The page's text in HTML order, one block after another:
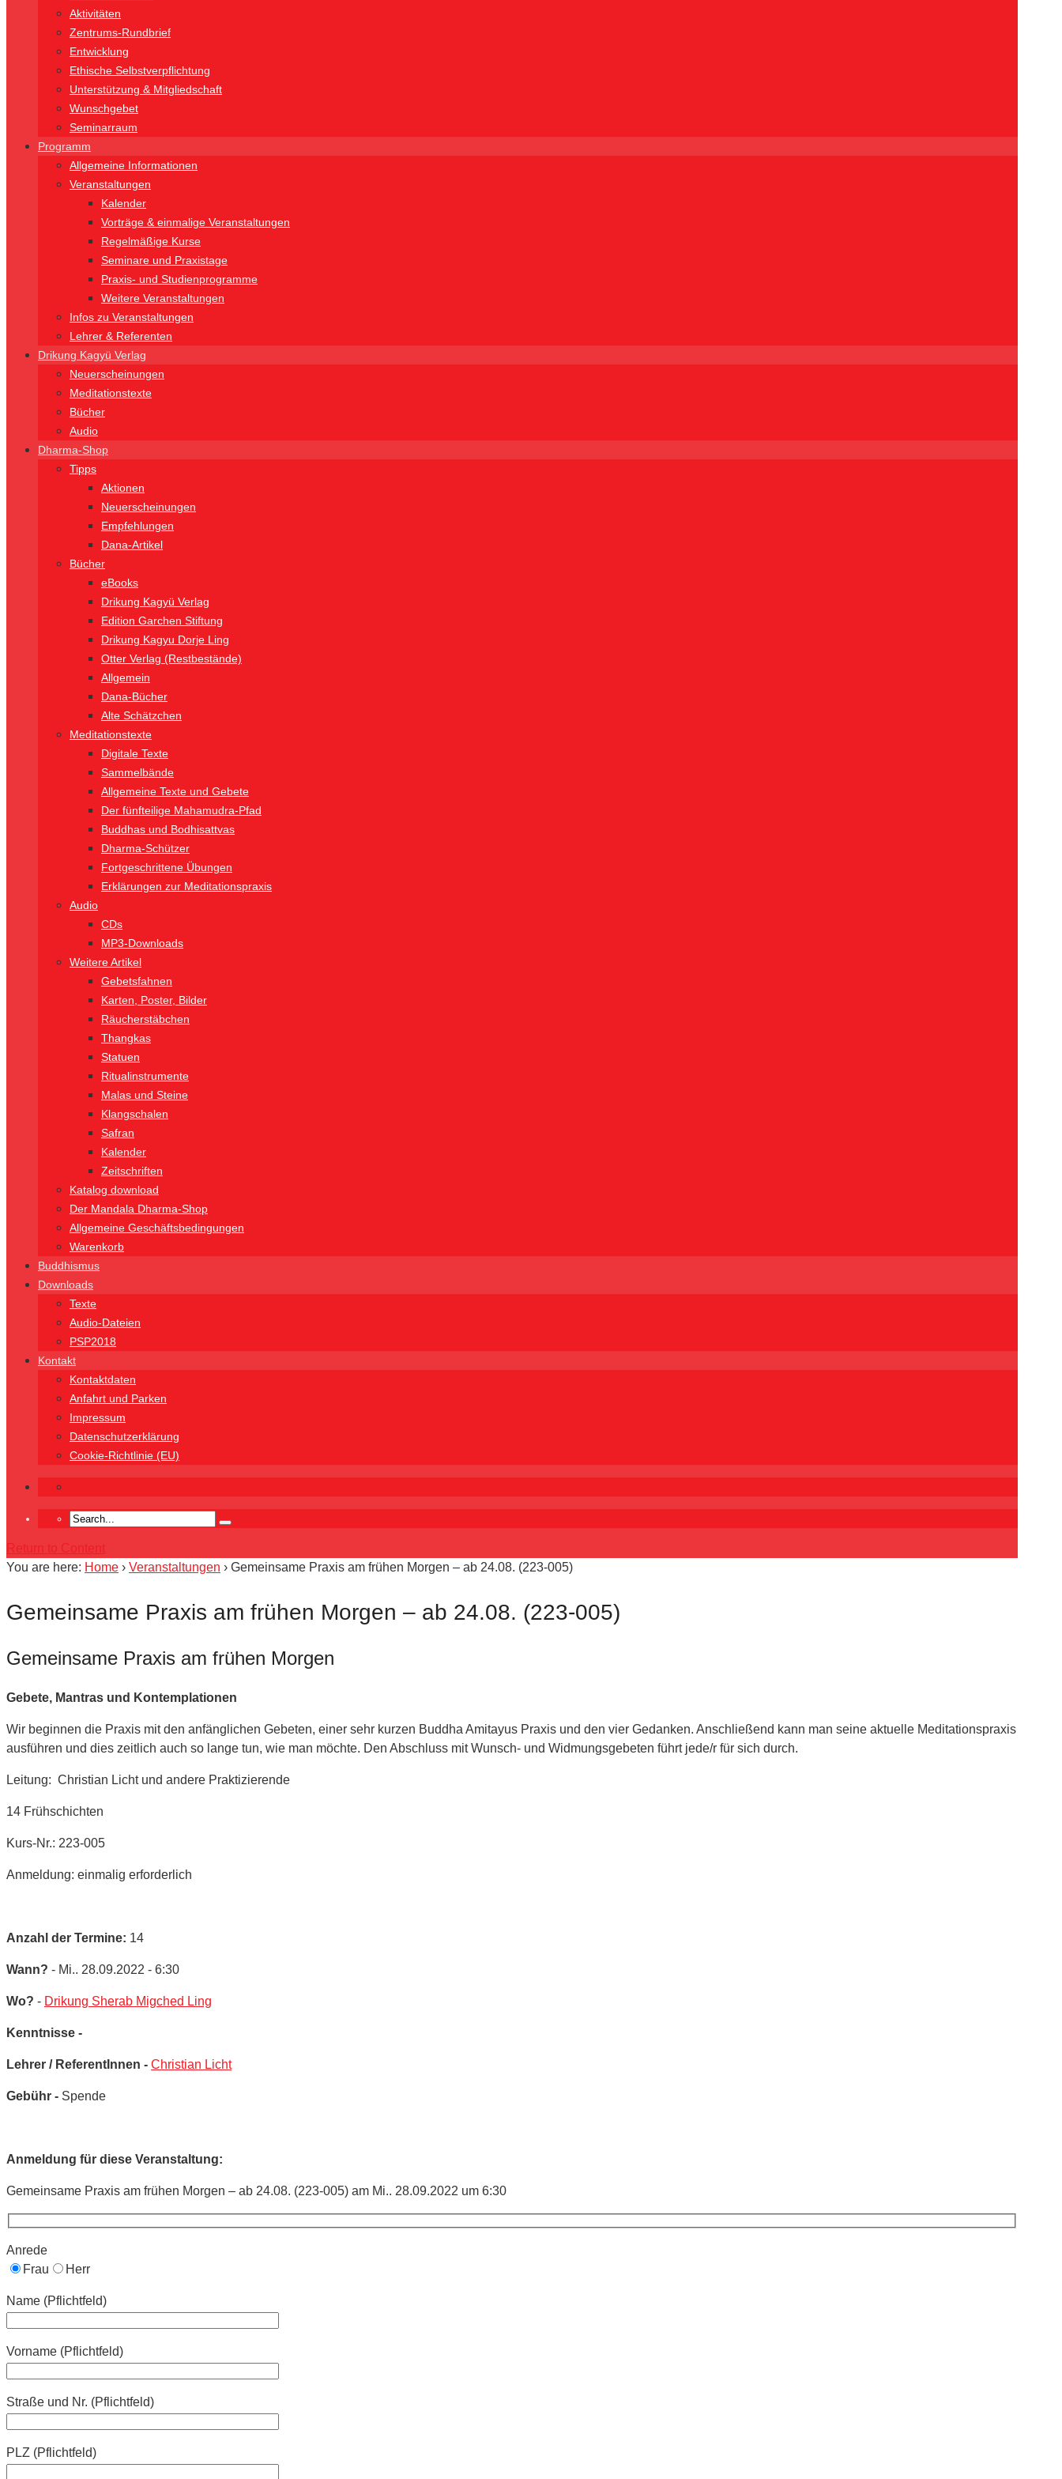
Aktivitäten
Zentrums-Rundbrief
Entwicklung
Ethische Selbstverpflichtung
Unterstützung & Mitgliedschaft
Wunschgebet
Seminarraum
Programm
Allgemeine Informationen
Veranstaltungen
Kalender
Vorträge & einmalige Veranstaltungen
Regelmäßige Kurse
Seminare und Praxistage
Praxis- und Studienprogramme
Weitere Veranstaltungen
Infos zu Veranstaltungen
Lehrer & Referenten
Drikung Kagyü Verlag
Neuerscheinungen
Meditationstexte
Bücher
Audio
Dharma-Shop
Tipps
Aktionen
Neuerscheinungen
Empfehlungen
Dana-Artikel
Bücher
eBooks
Drikung Kagyü Verlag
Edition Garchen Stiftung
Drikung Kagyu Dorje Ling
Otter Verlag (Restbestände)
Allgemein
Dana-Bücher
Alte Schätzchen
Meditationstexte
Digitale Texte
Sammelbände
Allgemeine Texte und Gebete
Der fünfteilige Mahamudra-Pfad
Buddhas und Bodhisattvas
Dharma-Schützer
Fortgeschrittene Übungen
Erklärungen zur Meditationspraxis
Audio
CDs
MP3-Downloads
Weitere Artikel
Gebetsfahnen
Karten, Poster, Bilder
Räucherstäbchen
Thangkas
Statuen
Ritualinstrumente
Malas und Steine
Klangschalen
Safran
Kalender
Zeitschriften
Katalog download
Der Mandala Dharma-Shop
Allgemeine Geschäftsbedingungen
Warenkorb
Buddhismus
Downloads
Texte
Audio-Dateien
PSP2018
Kontakt
Kontaktdaten
Anfahrt und Parken
Impressum
Datenschutzerklärung
Cookie-Richtlinie (EU)
Return to Content
You are here: Home › Veranstaltungen › Gemeinsame Praxis am frühen Morgen – ab 24.08. (223-005)
Gemeinsame Praxis am frühen Morgen – ab 24.08. (223-005)
Gemeinsame Praxis am frühen Morgen
Gebete, Mantras und Kontemplationen
Wir beginnen die Praxis mit den anfänglichen Gebeten, einer sehr kurzen Buddha Amitayus Praxis und den vier Gedanken. Anschließend kann man seine aktuelle Meditationspraxis
ausführen und dies zeitlich auch so lange tun, wie man möchte. Den Abschluss mit Wunsch- und Widmungsgebeten führt jede/r für sich durch.
Leitung: Christian Licht und andere Praktizierende
14 Frühschichten
Kurs-Nr.: 223-005
Anmeldung: einmalig erforderlich
Anzahl der Termine: 14
Wann? - Mi.. 28.09.2022 - 6:30
Wo? - Drikung Sherab Migched Ling
Kenntnisse -
Lehrer / ReferentInnen - Christian Licht
Gebühr - Spende
Anmeldung für diese Veranstaltung:
Gemeinsame Praxis am frühen Morgen – ab 24.08. (223-005) am Mi.. 28.09.2022 um 6:30
Anrede
Frau
Herr
Name (Pflichtfeld)
Vorname (Pflichtfeld)
Straße und Nr. (Pflichtfeld)
PLZ (Pflichtfeld)